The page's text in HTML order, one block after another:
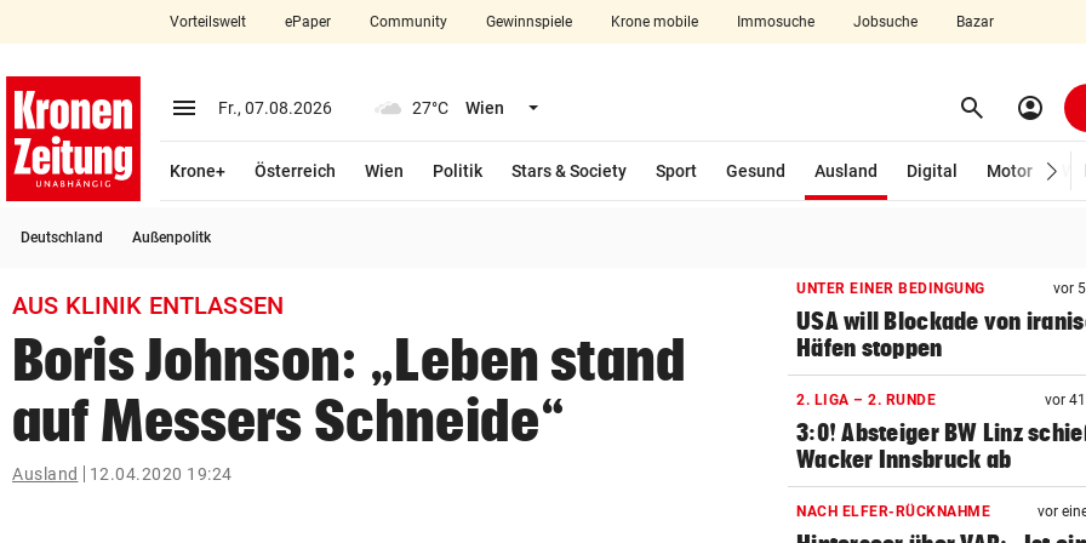
closeSchließen
account_circle Anmelden
arrow_right
bookmark
Suchbegriff
eingeben
Vorteilswelt ePaper Community Gewinnspiele Krone mobile Immosuche Jobsuche Bazar
menu Menü aufklappen
Fr., 07.08.2026 27°C Wien Menü aufklappen search Suchen
account_circle
Krone+ Österreich Wien Politik Stars & Society Sport Gesund Ausland
Digital
Motor
Deutschland Außenpolitk
AUS KLINIK ENTLASSEN
Boris Johnson: „Leben stand
auf Messers Schneide“
Ausland 12.04.2020 19:24
UNTER EINER BEDINGUNG vor
USA will Blockade von
Häfen stoppen
2. LIGA – 2. RUNDE vor
3:0! Absteiger BW Linz
Wacker Innsbruck ab
NACH ELFER-RÜCKNAHME vor